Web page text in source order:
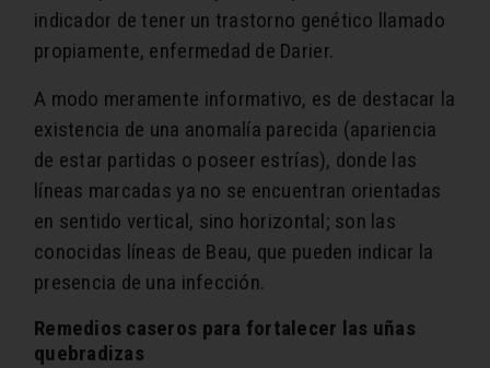
indicador de tener un trastorno genético llamado
propiamente, enfermedad de Darier.
A modo meramente informativo, es de destacar la
existencia de una anomalía parecida (apariencia
de estar partidas o poseer estrías), donde las
líneas marcadas ya no se encuentran orientadas
en sentido vertical, sino horizontal; son las
conocidas líneas de Beau, que pueden indicar la
presencia de una infección.
Remedios caseros para fortalecer las uñas
quebradizas